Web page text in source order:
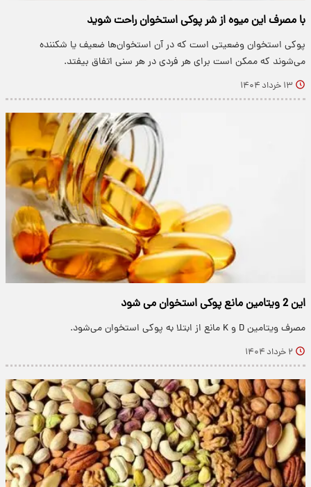
با مصرف این میوه از شر پوکی استخوان راحت شوید
پوکی استخوان وضعیتی است که در آن استخوان‌ها ضعیف یا شکننده
می‌شوند که ممکن است برای هر فردی در هر سنی اتفاق بیفتد.
۱۳ خرداد ۱۴۰۴
این 2 ویتامین مانع پوکی استخوان می شود
مصرف ویتامین D و K مانع از ابتلا به پوکی استخوان می‌شود.
۲ خرداد ۱۴۰۴